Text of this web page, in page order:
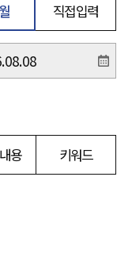
직접입력
용 키워드